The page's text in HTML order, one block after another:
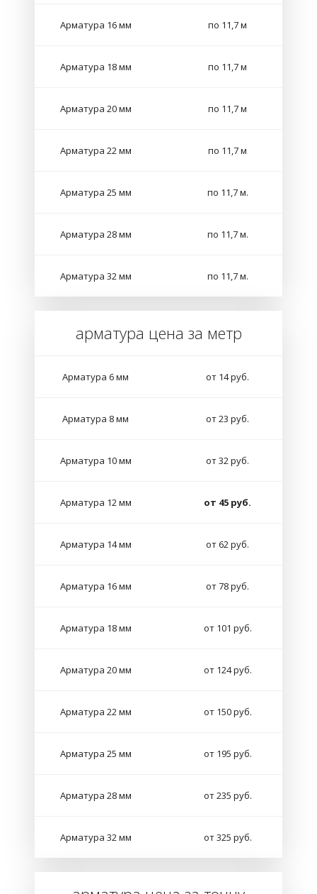
Арматура 16 мм по 11,7 м
Арматура 18 мм по 11,7 м
Арматура 20 мм по 11,7 м
Арматура 22 мм по 11,7 м
Арматура 25 мм по 11,7 м.
Арматура 28 мм по 11,7 м.
Арматура 32 мм по 11,7 м.
арматура цена за метр
Арматура 6 мм от 14 руб.
Арматура 8 мм от 23 руб.
Арматура 10 мм от 32 руб.
Арматура 12 мм от 45 руб.
Арматура 14 мм от 62 руб.
Арматура 16 мм от 78 руб.
Арматура 18 мм от 101 руб.
Арматура 20 мм от 124 руб.
Арматура 22 мм от 150 руб.
Арматура 25 мм от 195 руб.
Арматура 28 мм от 235 руб.
Арматура 32 мм от 325 руб.